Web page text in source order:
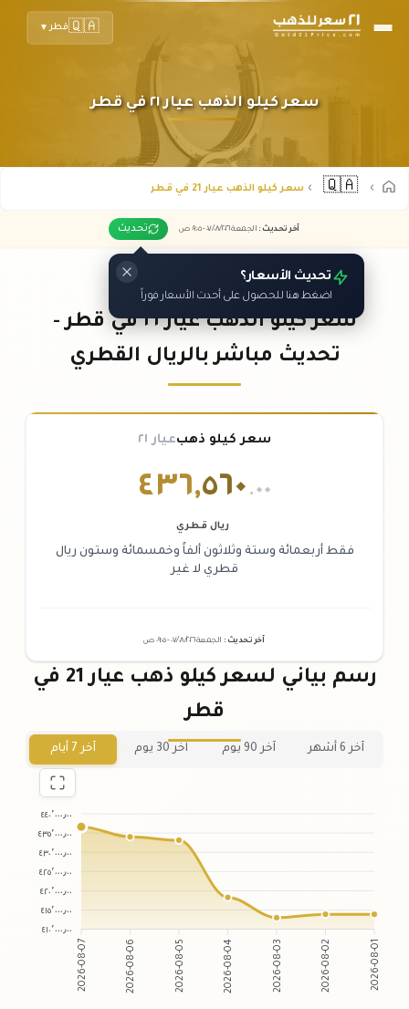
🇶🇦قطر▼
سعر كيلو الذهب عيار ٢١ في قطر
🇶🇦 سعر كيلو الذهب عيار 21 في قطر
آخر تحديث : الجمعة ٠٧ /٠٨/٢٠٢٦ - ٠٩:٠٥ ص تحديث
تحديث الأسعار؟
اضغط هنا للحصول على أحدث الأسعار فوراً
سعر كيلو الذهب عيار ٢١ في قطر -
تحديث مباشر بالريال القطري
سعر كيلو ذهبعيار ٢١
٤٣٦,٥٦٠ .٠٠
ريال قطري
فقط أربعمائة وستة وثلاثون ألفاً وخمسمائة وستون ريال
قطري لا غير
آخر تحديث : الجمعة ٠٧ /٠٨/٢٠٢٦ - ٠٩:٠٥ ص
رسم بياني لسعر كيلو ذهب عيار 21 في
قطر
آخر 6 أشهر آخر 90 يوم آخر 30 يوم آخر 7 أيام
٤٤٠٬٠٠٠٫٠٠
٤٣٥٬٠٠٠٫٠٠
٤٣٠٬٠٠٠٫٠٠
٤٢٥٬٠٠٠٫٠٠
٤٢٠٬٠٠٠٫٠٠
٤١٥٬٠٠٠٫٠٠
٤١٠٬٠٠٠٫٠٠
2026-08-07 2026-08-06 2026-08-05 2026-08-04 2026-08-03 2026-08-02 2026-08-01